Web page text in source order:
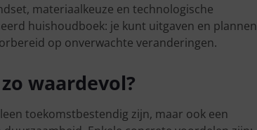
materiaalkeuze en technologische
huishoudboek: je kunt uitgaven en plannen
op onverwachte veranderingen.
waardevol?
toekomstbestendig zijn, maar ook een